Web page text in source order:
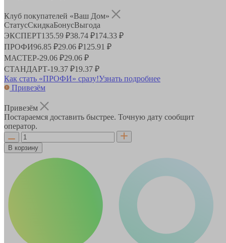
Клуб покупателей «Ваш Дом»
СтатусСкидкаБонусВыгода
ЭКСПЕРТ135.59 ₽38.74 ₽174.33 ₽
ПРОФИ96.85 ₽29.06 ₽125.91 ₽
МАСТЕР-29.06 ₽29.06 ₽
СТАНДАРТ-19.37 ₽19.37 ₽
Как стать «ПРОФИ» сразу!Узнать подробнее
Привезём
Привезём
Постараемся доставить быстрее. Точную дату сообщит
оператор.
В корзину